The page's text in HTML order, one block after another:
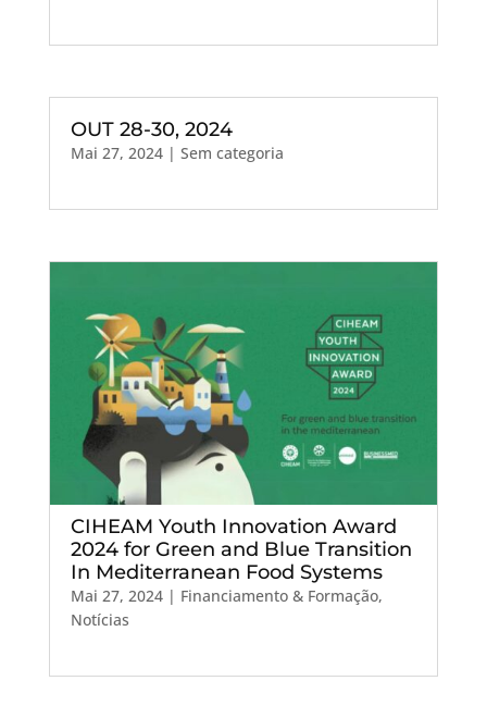
OUT 28-30, 2024
Mai 27, 2024| Sem categoria
CIHEAM Youth Innovation Award
2024 for Green and Blue Transition
In Mediterranean Food Systems
Mai 27, 2024| Financiamento & Formação,
Notícias